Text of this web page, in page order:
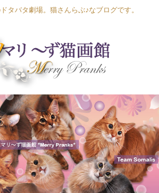
タバタ劇場。猫さんらぶ♪なブログです。
Lapis Luna
Lucia Lino
Lycka Leal
Laula